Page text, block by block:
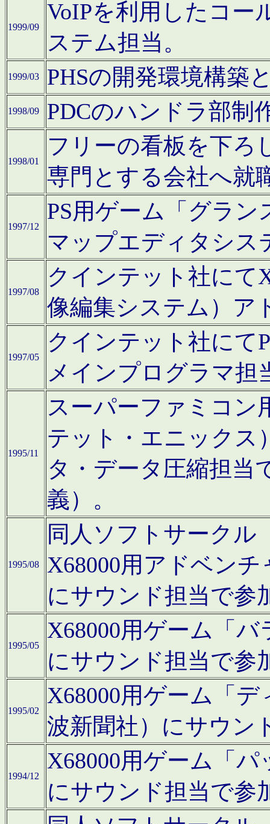
1999/09
VoIPを利用したコー
ステム担当。
1999/03 PHSの開発環境構築
1998/09 PDCのハンドラ部制
1998/01
フリーの看板を下ろ
専門とする会社へ就
1997/12
PS用ゲーム「グラン
マップエディタシス
1997/08
クインテット社にて
像編集システム）ア
1997/05
クインテット社にて
メインプログラマ担
1995/11
スーパーファミコン
テット・エニックス
タ・データ圧縮担当
義）。
1995/08
同人ソフトサークル
X68000用アドベン
にサウンド担当で参
1995/05
X68000用ゲーム「
にサウンド担当で参
1995/02
X68000用ゲーム「
波新聞社）にサウン
1994/12
X68000用ゲーム「
にサウンド担当で参